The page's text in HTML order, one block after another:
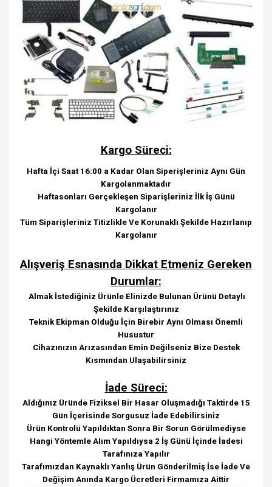
Kargo Süreci:
Hafta İçi Saat 16:00 a Kadar Olan Siperişleriniz Aynı Gün
Kargolanmaktadır
Haftasonları Gerçekleşen Siparişleriniz İlk İş Günü
Kargolanır
Tüm Siparişleriniz Titizlikle Ve Korunaklı Şekilde Hazırlanıp
Kargolanır
Alışveriş Esnasında Dikkat Etmeniz Gereken
Durumlar:
Almak İstediğiniz Ürünle Elinizde Bulunan Ürünü Detaylı
Şekilde Karşılaştırınız
Teknik Ekipman Olduğu İçin Birebir Aynı Olması Önemli
Husustur
Cihazınızın Arızasından Emin Değilseniz Bize Destek
Kısmından Ulaşabilirsiniz
İade Süreci:
Aldığınız Üründe Fiziksel Bir Hasar Oluşmadığı Taktirde 15
Gün İçerisinde Sorgusuz İade Edebilirsiniz
Ürün Kontrolü Yapıldıktan Sonra Bir Sorun Görülmediyse
Hangi Yöntemle Alım Yapıldıysa 2 İş Günü İçinde İadesi
Tarafınıza Yapılır
Tarafımızdan Kaynaklı Yanlış Ürün Gönderilmiş İse İade Ve
Değişim Anında Kargo Ücretleri Firmamıza Aittir